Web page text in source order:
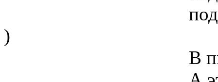
под здание
)
В